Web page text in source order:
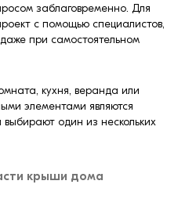
заблаговременно. Для
с помощью специалистов,
при самостоятельном
кухня, веранда или
элементами являются
один из нескольких
крыши дома